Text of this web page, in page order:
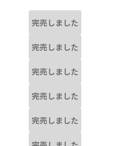
完売しました
完売しました
完売しました
完売しました
完売しました